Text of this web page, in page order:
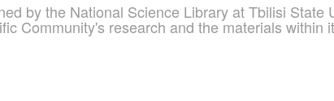
by the National Science Library at Tbilisi State
Community's research and the materials within